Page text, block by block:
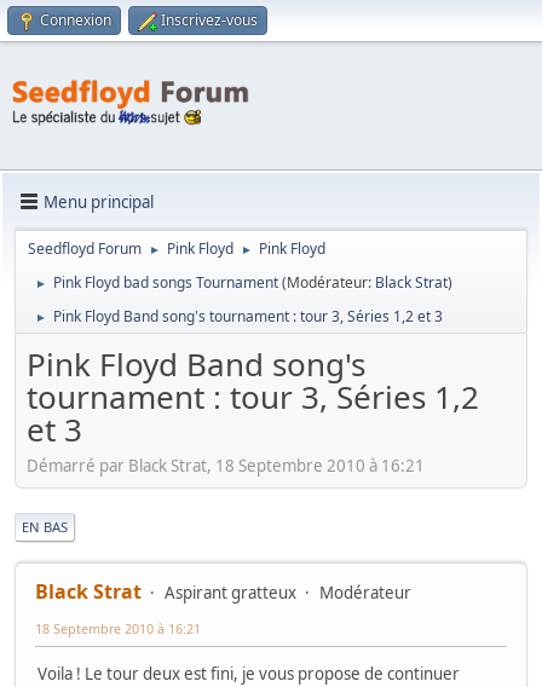
Connexion Inscrivez-vous
Menu principal
Seedfloyd Forum ► Pink Floyd ► Pink Floyd
► Pink Floyd bad songs Tournament(Modérateur: Black Strat)
► Pink Floyd Band song's tournament : tour 3, Séries 1,2 et 3
Pink Floyd Band song's
tournament : tour 3, Séries 1,2
et 3
Démarré par Black Strat, 18 Septembre 2010 à 16:21
EN BAS
Black Strat Aspirant gratteux Modérateur
18 Septembre 2010 à 16:21
Voila ! Le tour deux est fini, je vous propose de continuer